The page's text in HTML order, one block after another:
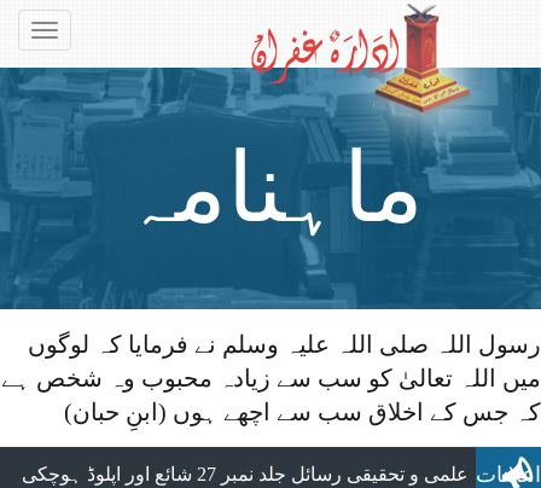
ماہنامہ
التبلیغ
رسول اللہ صلی اللہ علیہ وسلم نے فرمایا کہ لوگوں
میں اللہ تعالیٰ کو سب سے زیادہ محبوب وہ شخص ہے
کہ جس کے اخلاق سب سے اچھے ہوں (ابنِ حبان)
اعلانات
الحمد للہ ماہنامہ التبلیغ کے تمام شماروں
کی اپلوڈنگ مکمل ہوچکی ہے، جو بآسانی ویب
سائٹ سے ڈائون لوڈ کیے جاسکتے ہیں۔
علمی و تحقیقی رسائل جلد نمبر 27 شائع اور اپلوڈ ہوچکی